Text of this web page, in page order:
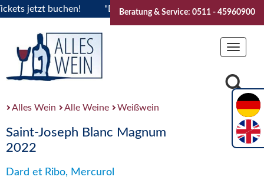
jetzt buchen! "Das Sommerfest 2026" Vive la
Beratung & Service: 0511 - 45960900
Toggle
Alles Wein Alle Weine Weißwein
Saint-Joseph Blanc Magnum
2022
Dard et Ribo, Mercurol